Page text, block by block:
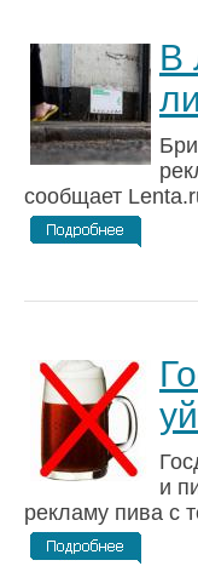
В
сообщает
и
рекламу пива с